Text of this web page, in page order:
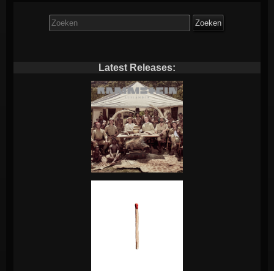
Zoek
naar:
Latest Releases: